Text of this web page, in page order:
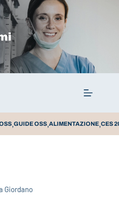
,GUIDE OSS,ALIMENTAZIONE,CES
Giordano